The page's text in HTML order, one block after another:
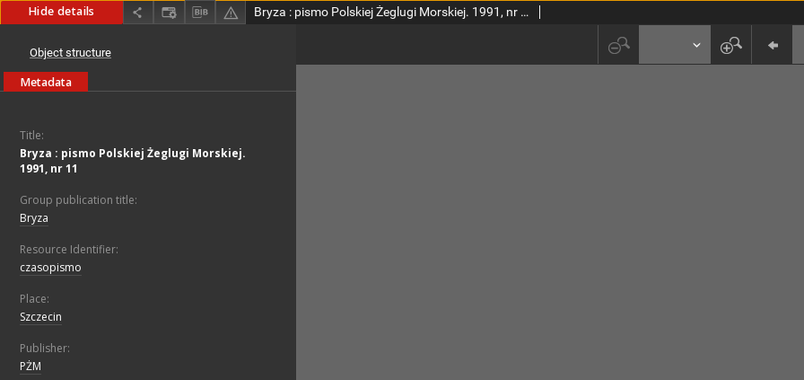
Hide details Bryza : pismo Polskiej Żeglugi Morskiej. 1991, nr 11
Object structure
Metadata
Title:
Bryza : pismo Polskiej Żeglugi Morskiej.
1991, nr 11
Group publication title:
Bryza
Resource Identifier:
czasopismo
Place:
Szczecin
Publisher:
PŻM